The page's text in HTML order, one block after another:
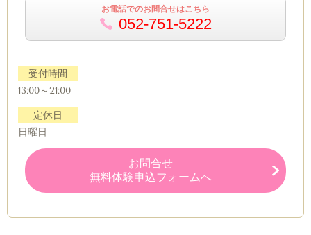
お電話でのお問合せはこちら
052-751-5222
受付時間
13:00～21:00
定休日
日曜日
お問合せ
無料体験申込フォームへ